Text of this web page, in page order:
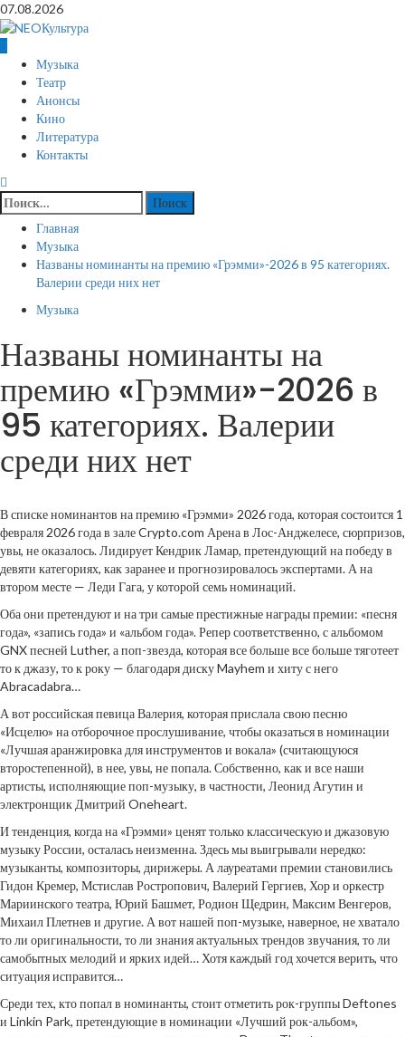
Перейти
к
содержимому
07.08.2026
Основное
меню
Музыка
Театр
Анонсы
Кино
Литература
Контакты
Найти:
Главная
Музыка
Названы номинанты на премию «Грэмми»-2026 в 95 категориях.
Валерии среди них нет
Музыка
Названы номинанты на
премию «Грэмми»-2026 в
95 категориях. Валерии
среди них нет
В списке номинантов на премию «Грэмми» 2026 года, которая состоится 1
февраля 2026 года в зале Crypto.com Арена в Лос-Анджелесе, сюрпризов,
увы, не оказалось. Лидирует Кендрик Ламар, претендующий на победу в
девяти категориях, как заранее и прогнозировалось экспертами. А на
втором месте — Леди Гага, у которой семь номинаций.
Оба они претендуют и на три самые престижные награды премии: «песня
года», «запись года» и «альбом года». Репер соответственно, с альбомом
GNX песней Luther, а поп-звезда, которая все больше все больше тяготеет
то к джазу, то к року — благодаря диску Mayhem и хиту с него
Abracadabra…
А вот российская певица Валерия, которая прислала свою песню
«Исцелю» на отборочное прослушивание, чтобы оказаться в номинации
«Лучшая аранжировка для инструментов и вокала» (считающуюся
второстепенной), в нее, увы, не попала. Собственно, как и все наши
артисты, исполняющие поп-музыку, в частности, Леонид Агутин и
электронщик Дмитрий Oneheart.
И тенденция, когда на «Грэмми» ценят только классическую и джазовую
музыку России, осталась неизменна. Здесь мы выигрывали нередко:
музыканты, композиторы, дирижеры. А лауреатами премии становились
Гидон Кремер, Мстислав Ростропович, Валерий Гергиев, Хор и оркестр
Мариинского театра, Юрий Башмет, Родион Щедрин, Максим Венгеров,
Михаил Плетнев и другие. А вот нашей поп-музыке, наверное, не хватало
то ли оригинальности, то ли знания актуальных трендов звучания, то ли
самобытных мелодий и ярких идей… Хотя каждый год хочется верить, что
ситуация исправится…
Среди тех, кто попал в номинанты, стоит отметить рок-группы Deftones
и Linkin Park, претендующие в номинации «Лучший рок-альбом»,